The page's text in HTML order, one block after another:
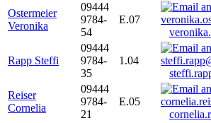
Ostermeier
Veronika
09444
9784-
54
E.07
Rapp Steffi
09444
9784-
35
1.04
Reiser
Cornelia
09444
9784-
21
E.05